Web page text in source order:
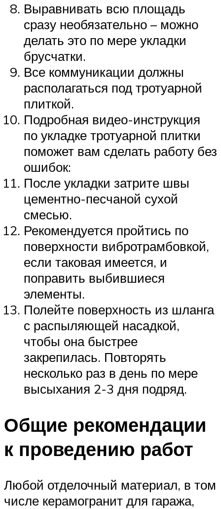
Выравнивать всю площадь
сразу необязательно – можно
делать это по мере укладки
брусчатки.
Все коммуникации должны
располагаться под тротуарной
плиткой.
Подробная видео-инструкция
по укладке тротуарной плитки
поможет вам сделать работу без
ошибок:
После укладки затрите швы
цементно-песчаной сухой
смесью.
Рекомендуется пройтись по
поверхности вибротрамбовкой,
если таковая имеется, и
поправить выбившиеся
элементы.
Полейте поверхность из шланга
с распыляющей насадкой,
чтобы она быстрее
закрепилась. Повторять
несколько раз в день по мере
высыхания 2-3 дня подряд.
Общие рекомендации
к проведению работ
Любой отделочный материал, в том
числе керамогранит для гаража,